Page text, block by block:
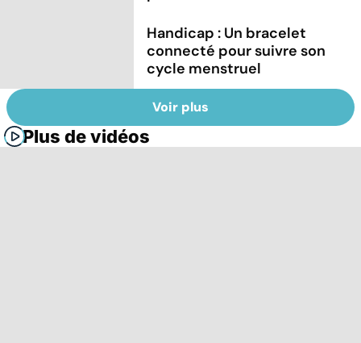
Handicap : Un bracelet
connecté pour suivre son
cycle menstruel
Voir plus
Plus de vidéos